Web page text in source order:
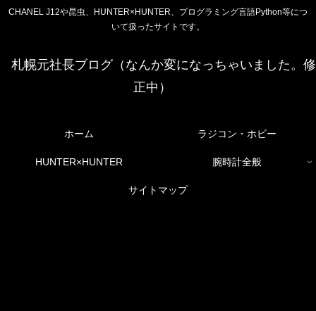
CHANEL J12や昆虫、HUNTER×HUNTER、プログラミング言語Python等につ
いて扱ったサイトです。
札幌元社長ブログ（なんか変になっちゃいました。修
正中）
ホーム ラジコン・ホビー
HUNTER×HUNTER 腕時計全般
サイトマップ